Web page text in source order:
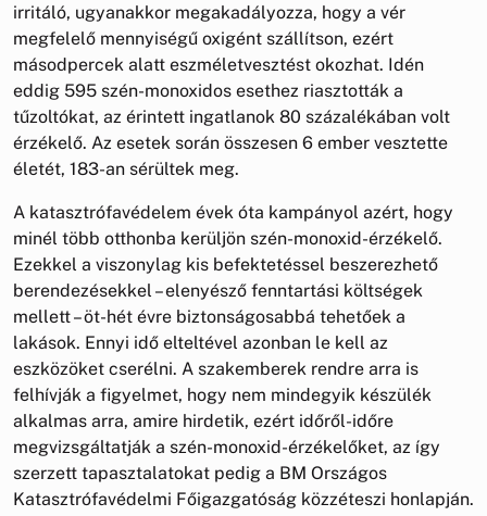
irritáló, ugyanakkor megakadályozza, hogy a vér
megfelelő mennyiségű oxigént szállítson, ezért
másodpercek alatt eszméletvesztést okozhat. Idén
eddig 595 szén-monoxidos esethez riasztották a
tűzoltókat, az érintett ingatlanok 80 százalékában volt
érzékelő. Az esetek során összesen 6 ember vesztette
életét, 183-an sérültek meg.
A katasztrófavédelem évek óta kampányol azért, hogy
minél több otthonba kerüljön szén-monoxid-érzékelő.
Ezekkel a viszonylag kis befektetéssel beszerezhető
berendezésekkel – elenyésző fenntartási költségek
mellett – öt-hét évre biztonságosabbá tehetőek a
lakások. Ennyi idő elteltével azonban le kell az
eszközöket cserélni. A szakemberek rendre arra is
felhívják a figyelmet, hogy nem mindegyik készülék
alkalmas arra, amire hirdetik, ezért időről-időre
megvizsgáltatják a szén-monoxid-érzékelőket, az így
szerzett tapasztalatokat pedig a BM Országos
Katasztrófavédelmi Főigazgatóság közzéteszi honlapján.